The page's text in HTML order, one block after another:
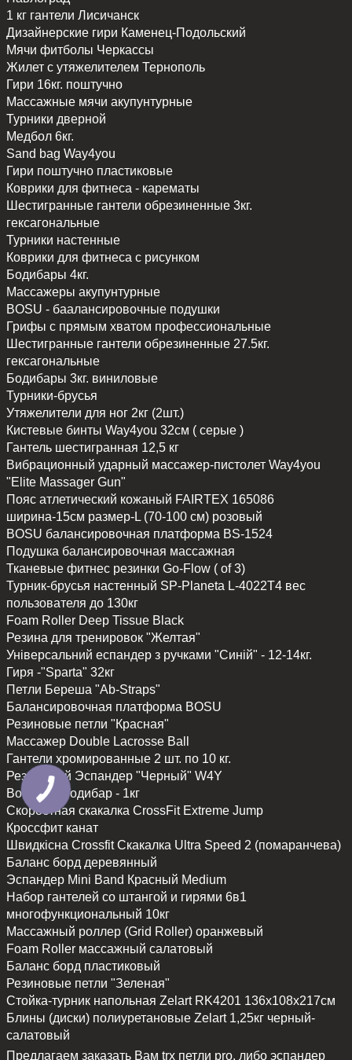
1 кг гантели Лисичанск
Дизайнерские гири Каменец-Подольский
Мячи фитболы Черкассы
Жилет с утяжелителем Тернополь
Гири 16кг. поштучно
Массажные мячи акупунтурные
Турники дверной
Медбол 6кг.
Sand bag Way4you
Гири поштучно пластиковые
Коврики для фитнеса - карематы
Шестигранные гантели обрезиненные 3кг.
гексагональные
Турники настенные
Коврики для фитнеса с рисунком
Бодибары 4кг.
Массажеры акупунтурные
BOSU - баалансировочные подушки
Грифы с прямым хватом профессиональные
Шестигранные гантели обрезиненные 27.5кг.
гексагональные
Бодибары 3кг. виниловые
Турники-брусья
Утяжелители для ног 2кг (2шт.)
Кистевые бинты Way4you 32см ( серые )
Гантель шестигранная 12,5 кг
Вибрационный ударный массажер-пистолет Way4you
"Elite Massager Gun"
Пояс атлетический кожаный FAIRTEX 165086
ширина-15см размер-L (70-100 см) розовый
BOSU балансировочная платформа BS-1524
Подушка балансировочная массажная
Тканевые фитнес резинки Go-Flow ( of 3)
Турник-брусья настенный SP-Planeta L-4022T4 вес
пользователя до 130кг
Foam Roller Deep Tissue Black
Резина для тренировок "Желтая"
Універсальний еспандер з ручками "Синій" - 12-14кг.
Гиря -"Sparta" 32кг
Петли Береша "Ab-Straps"
Балансировочная платформа BOSU
Резиновые петли "Красная"
Массажер Double Lacrosse Ball
Гантели хромированные 2 шт. по 10 кг.
Резиновый Эспандер "Черный" W4Y
Body Bar Бодибар - 1кг
Скоростная скакалка CrossFit Extreme Jump
Кроссфит канат
Швидкісна Crossfit Скакалка Ultra Speed 2 (помаранчева)
Баланс борд деревянный
Эспандер Mini Band Красный Medium
Набор гантелей со штангой и гирями 6в1
многофункциональный 10кг
Массажный роллер (Grid Roller) оранжевый
Foam Roller массажный салатовый
Баланс борд пластиковый
Резиновые петли "Зеленая"
Стойка-турник напольная Zelart RK4201 136x108x217см
Блины (диски) полиуретановые Zelart 1,25кг черный-
салатовый
Предлагаем заказать Вам trx петли pro, либо эспандер